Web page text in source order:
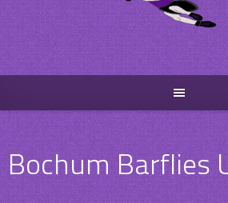
Bochum Barflies